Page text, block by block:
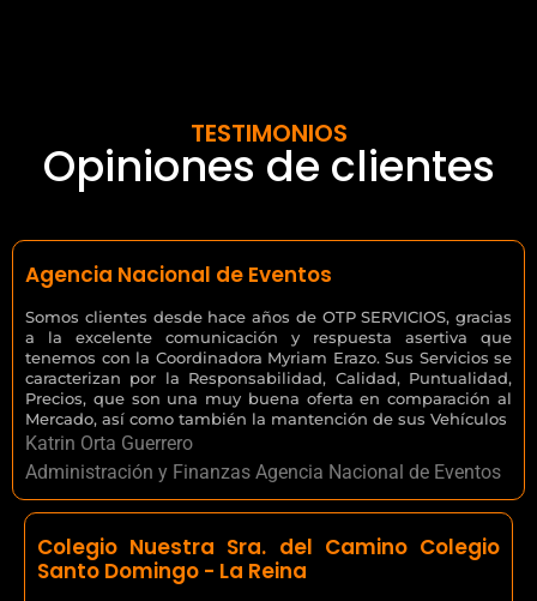
TESTIMONIOS
Opiniones de clientes
Agencia Nacional de Eventos
Somos clientes desde hace años de OTP SERVICIOS, gracias
a la excelente comunicación y respuesta asertiva que
tenemos con la Coordinadora Myriam Erazo. Sus Servicios se
caracterizan por la Responsabilidad, Calidad, Puntualidad,
Precios, que son una muy buena oferta en comparación al
Mercado, así como también la mantención de sus Vehículos
Katrin Orta Guerrero
Administración y Finanzas Agencia Nacional de Eventos
Colegio Nuestra Sra. del Camino Colegio
Santo Domingo - La Reina